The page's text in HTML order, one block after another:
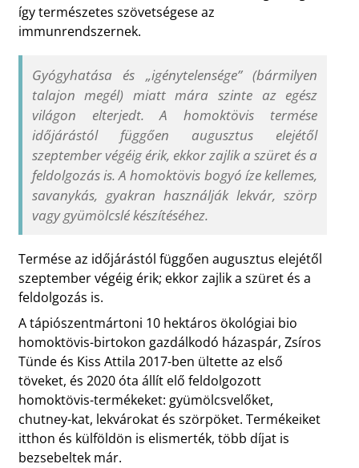
így természetes szövetségese az
immunrendszernek.
Gyógyhatása és „igénytelensége” (bármilyen
talajon megél) miatt mára szinte az egész
világon elterjedt. A homoktövis termése
időjárástól függően augusztus elejétől
szeptember végéig érik, ekkor zajlik a szüret és a
feldolgozás is. A homoktövis bogyó íze kellemes,
savanykás, gyakran használják lekvár, szörp
vagy gyümölcslé készítéséhez.
Termése az időjárástól függően augusztus elejétől
szeptember végéig érik; ekkor zajlik a szüret és a
feldolgozás is.
A tápiószentmártoni 10 hektáros ökológiai bio
homoktövis-birtokon gazdálkodó házaspár, Zsíros
Tünde és Kiss Attila 2017-ben ültette az első
töveket, és 2020 óta állít elő feldolgozott
homoktövis-termékeket: gyümölcsvelőket,
chutney-kat, lekvárokat és szörpöket. Termékeiket
itthon és külföldön is elismerték, több díjat is
bezsebeltek már.